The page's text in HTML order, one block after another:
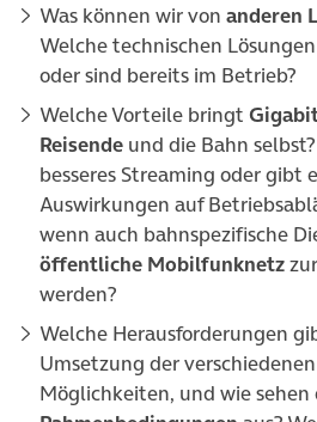
Was können wir von anderen
Welche technischen
oder sind bereits im Betrieb?
Welche Vorteile bringt
Reisende und die Bahn
besseres Streaming oder gibt
Auswirkungen auf
wenn auch bahnspezifische
öffentliche Mobilfunknetz
werden?
Welche Herausforderungen
Umsetzung der
Möglichkeiten, und wie sehen